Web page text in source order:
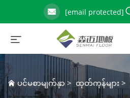
[email protected]
ပင်မစာမျက်နှာ >ထုတ်ကုန်များ >